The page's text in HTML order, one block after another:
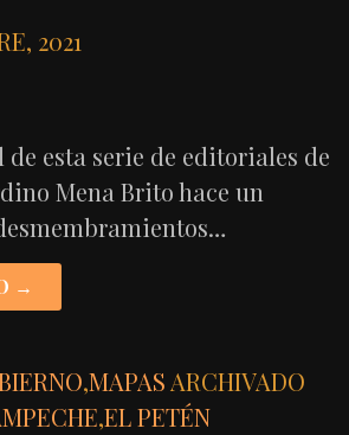
2021
esta serie de editoriales de
Mena Brito hace un
→
,MAPAS ARCHIVADO
,EL PETÉN